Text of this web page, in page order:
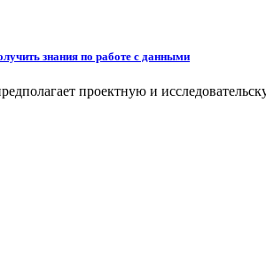
знания по работе с данными
проектную и